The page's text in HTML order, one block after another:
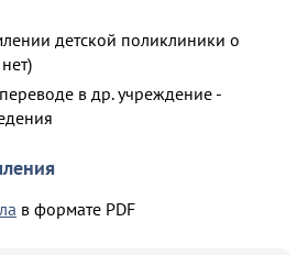
детской поликлиники о
в др. учреждение -
в формате PDF